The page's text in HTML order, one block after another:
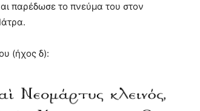
παρέδωσε το πνεύμα του στον
(ήχος δ):